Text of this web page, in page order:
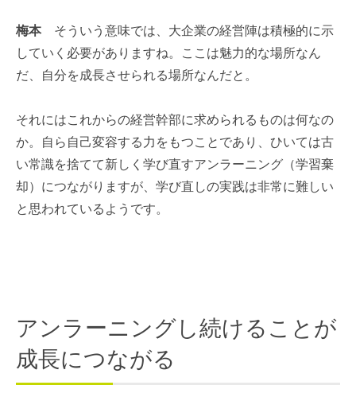
梅本そういう意味では、大企業の経営陣は積極的に示
していく必要がありますね。ここは魅力的な場所なん
だ、自分を成長させられる場所なんだと。
それにはこれからの経営幹部に求められるものは何なの
か。自ら自己変容する力をもつことであり、ひいては古
い常識を捨てて新しく学び直すアンラーニング（学習棄
却）につながりますが、学び直しの実践は非常に難しい
と思われているようです。
アンラーニングし続けることが
成長につながる